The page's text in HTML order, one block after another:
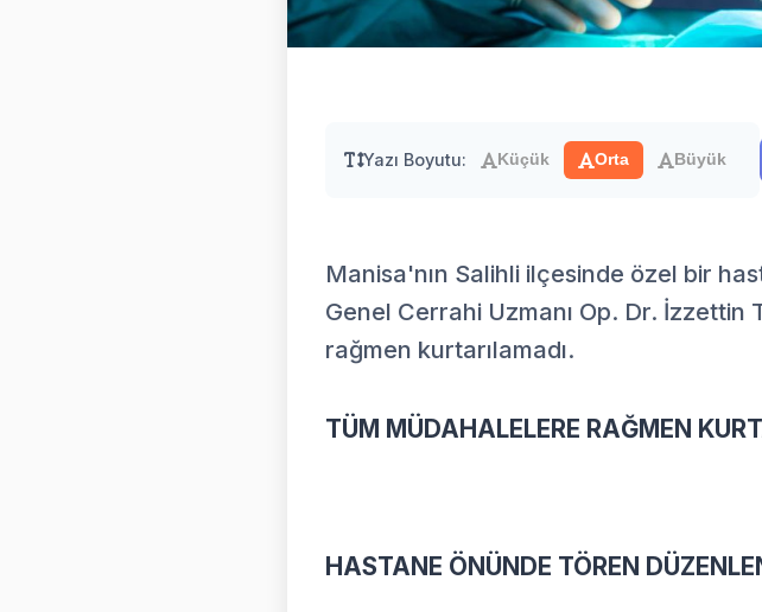
Yazı Boyutu: Küçük Orta Büyük
Manisa'nın Salihli ilçesinde özel bir
Genel Cerrahi Uzmanı Op. Dr.
rağmen kurtarılamadı.
TÜM MÜDAHALELERE RAĞMEN
HASTANE ÖNÜNDE TÖREN